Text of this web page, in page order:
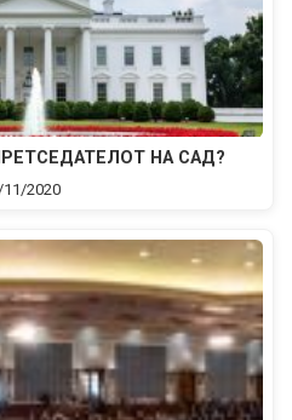
НА САД?
2020